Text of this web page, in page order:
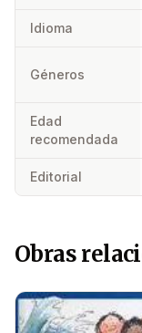
Idioma
Géneros
Edad
recomendada
Editorial
Obras